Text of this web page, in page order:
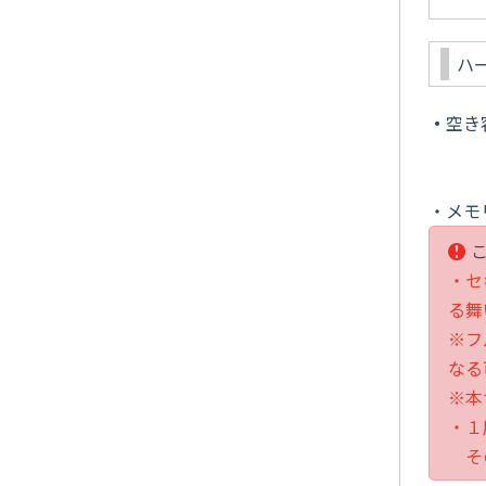
ハ
・ 空
※空
（
・メ
・
る
※フ
な
※本
・
そ